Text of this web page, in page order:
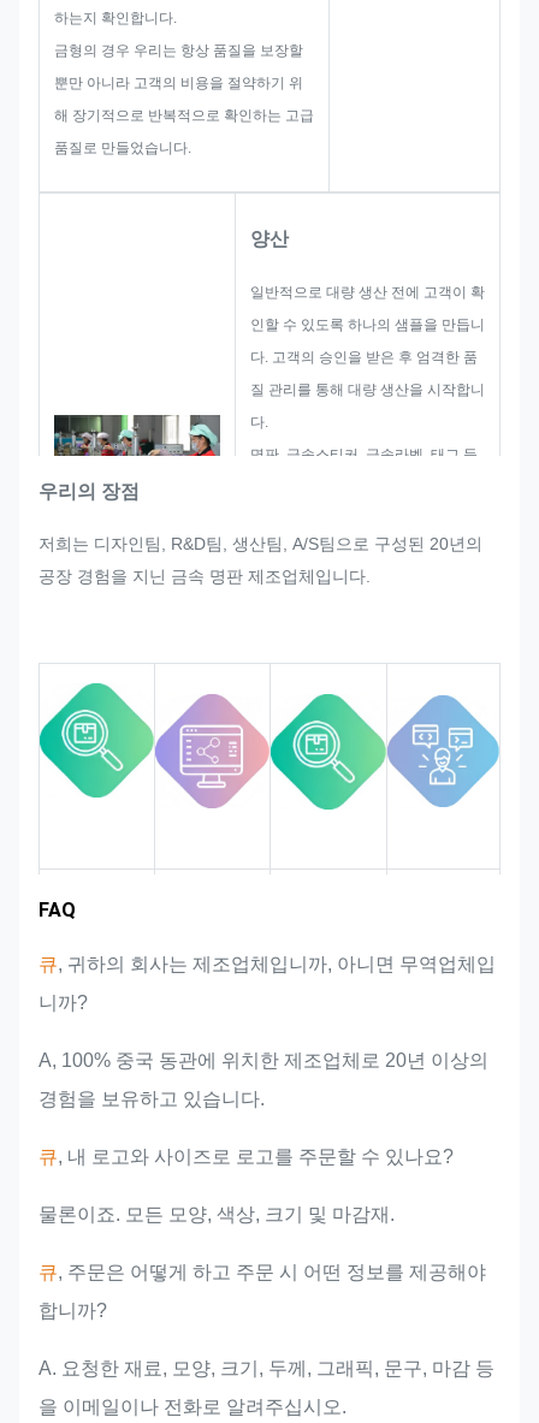
하는지 확인합니다.
금형의 경우 우리는 항상 품질을 보장할
뿐만 아니라 고객의 비용을 절약하기 위
해 장기적으로 반복적으로 확인하는 고급
품질로 만들었습니다.
양산
일반적으로 대량 생산 전에 고객이 확
인할 수 있도록 하나의 샘플을 만듭니
다. 고객의 승인을 받은 후 엄격한 품
질 관리를 통해 대량 생산을 시작합니
다.
명판, 금속스티커, 금속라벨, 태그 등
이 가능하도록 최선을 다해 노력하겠
습니다.
우리의 장점
저희는 디자인팀, R&D팀, 생산팀, A/S팀으로 구성된 20년의
공장 경험을 지닌 금속 명판 제조업체입니다.
업계 경험
FAQ
큐, 귀하의 회사는 제조업체입니까, 아니면 무역업체입
니까?
A, 100% 중국 동관에 위치한 제조업체로 20년 이상의
경험을 보유하고 있습니다.
큐, 내 로고와 사이즈로 로고를 주문할 수 있나요?
물론이죠. 모든 모양, 색상, 크기 및 마감재.
큐, 주문은 어떻게 하고 주문 시 어떤 정보를 제공해야
합니까?
A. 요청한 재료, 모양, 크기, 두께, 그래픽, 문구, 마감 등
을 이메일이나 전화로 알려주십시오.